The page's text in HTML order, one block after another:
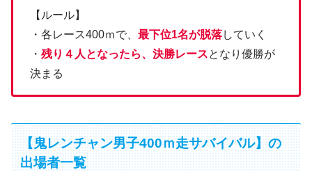
【ルール】
・各レース400ｍで、 最下位1名が脱落していく
・ 残り４人となったら、決勝レースとなり優勝が
決まる
【鬼レンチャン男子400ｍ走サバイバル】の
出場者一覧